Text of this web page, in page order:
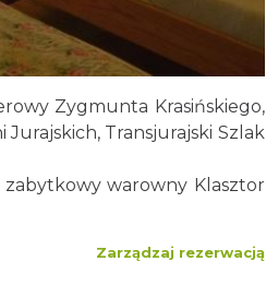
Zygmunta Krasińskiego,
Transjurajski Szlak
zabytkowy warowny Klasztor
Zarządzaj rezerwacją